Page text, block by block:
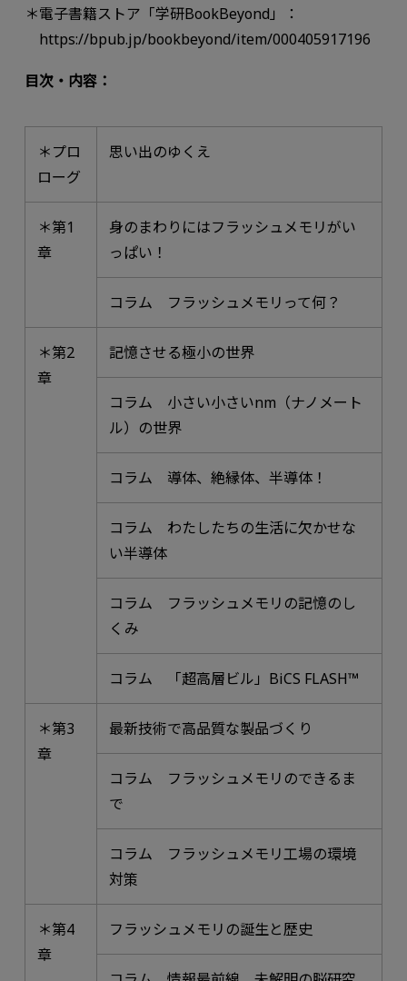
＊電子書籍ストア「学研BookBeyond」：
https://bpub.jp/bookbeyond/item/000405917196
目次・内容：
＊プロ
ローグ
思い出のゆくえ
＊第1
章
身のまわりにはフラッシュメモリがい
っぱい！
コラム フラッシュメモリって何？
＊第2
章
記憶させる極小の世界
コラム 小さい小さいnm（ナノメート
ル）の世界
コラム 導体、絶縁体、半導体！
コラム わたしたちの生活に欠かせな
い半導体
コラム フラッシュメモリの記憶のし
くみ
コラム 「超高層ビル」BiCS FLASH™
＊第3
章
最新技術で高品質な製品づくり
コラム フラッシュメモリのできるま
で
コラム フラッシュメモリ工場の環境
対策
＊第4
章
フラッシュメモリの誕生と歴史